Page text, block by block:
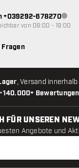
•140.000+ Bewertungen
, Versand
+039292-678270
von 08:00 - 19:00
FÜR UNSEREN
Angebote und